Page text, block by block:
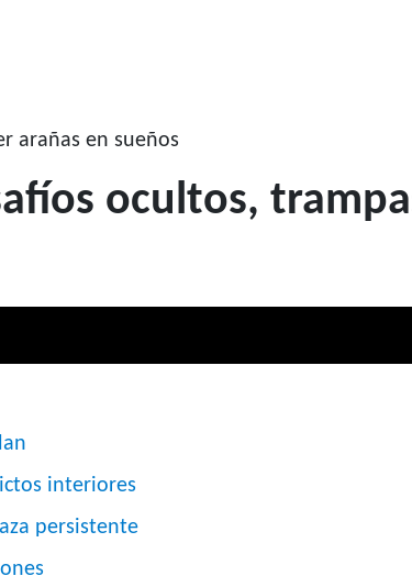
arañas en sueños
ocultos,
interiores
persistente